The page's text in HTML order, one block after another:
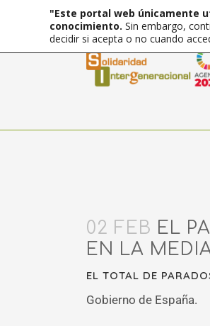
02 FEB EL
EN LA
EL TOTAL DE
Gobierno de España.
"Este portal web únicamente
conocimiento. Sin embargo,
decidir si acepta o no cuando